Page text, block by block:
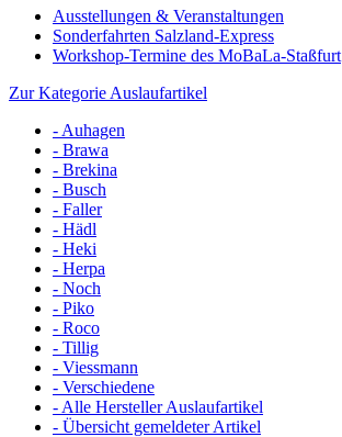
Ausstellungen & Veranstaltungen
Sonderfahrten Salzland-Express
Workshop-Termine des MoBaLa-Staßfurt
Zur Kategorie Auslaufartikel
- Auhagen
- Brawa
- Brekina
- Busch
- Faller
- Hädl
- Heki
- Herpa
- Noch
- Piko
- Roco
- Tillig
- Viessmann
- Verschiedene
- Alle Hersteller Auslaufartikel
- Übersicht gemeldeter Artikel